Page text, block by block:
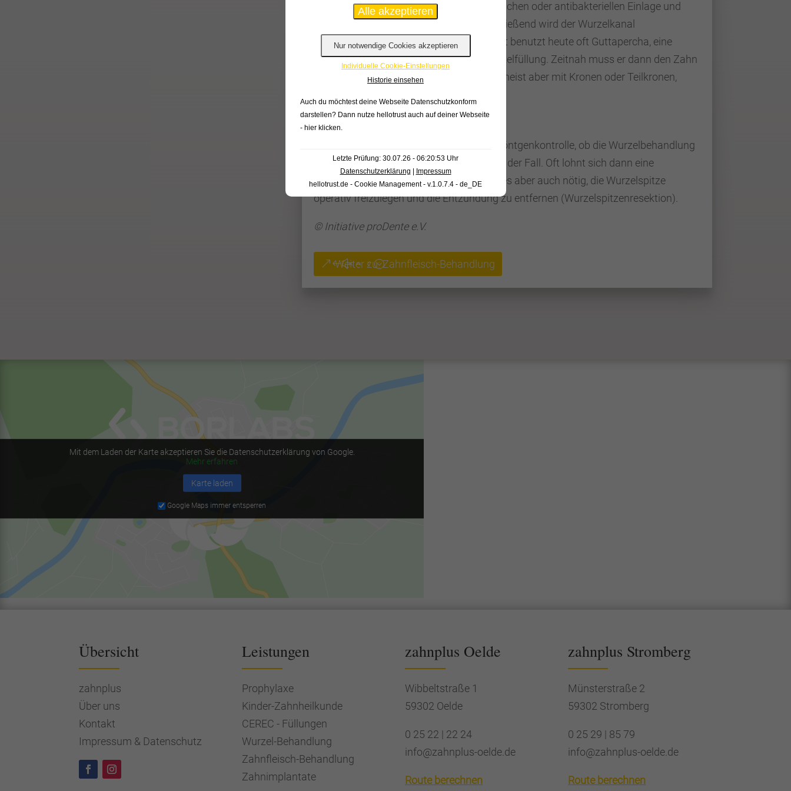
Zahnarzt den Zahn mit einer antientzündlichen oder antibakteriellen Einlage und
verschließt den Zahn provisorisch. Abschließend wird der Wurzelkanal
bakteriendicht verschlossen. Der Zahnarzt benutzt heute oft Guttapercha, eine
gummiartige Masse zur endgültigen Wurzelfüllung. Zeitnah muss er dann den Zahn
mit einem endgültigen Füllungsmaterial, meist aber mit Kronen oder Teilkronen,
Röntgen zeigt den Erfolg
Nach drei bis sechs Monaten zeigt eine Röntgenkontrolle, ob die Wurzelbehandlung
erfolgreich war. Dies ist leider nicht immer der Fall. Oft lohnt sich dann eine
Wiederholung der Behandlung. Selten ist es aber auch nötig, die Wurzelspitze
operativ freizulegen und die Entzündung zu entfernen (Wurzelspitzenresektion).
© Initiative proDente e.V.
Weiter zu: Zahnfleisch-Behandlung
Mit dem Laden der Karte akzeptieren Sie die Datenschutzerklärung von Google.
Mehr erfahren
Karte laden
Google Maps immer entsperren
Übersicht
zahnplus
Über uns
Kontakt
Impressum & Datenschutz
Leistungen
Prophylaxe
Kinder-Zahnheilkunde
CEREC - Füllungen
Wurzel-Behandlung
Zahnfleisch-Behandlung
Zahnimplantate
zahnplus Oelde
Wibbeltstraße 1
59302 Oelde
0 25 22 | 22 24
info@zahnplus-oelde.de
Route berechnen
zahnplus Strom­berg
Münsterstraße 2
59302 Stromberg
0 25 29 | 85 79
info@zahnplus-oelde.de
Route berechnen
Individuelle Cookie-Einstellungen
Historie einsehen
Auch du möchtest deine Webseite Datenschutzkonform
darstellen? Dann nutze hellotrust auch auf deiner Webseite
- hier klicken
Letzte Prüfung: 30.07.26 - 06:20:53 Uhr
Datenschutzerklärung | Impressum
hellotrust.de - Cookie Management - v.1.0.7.4 - de_DE